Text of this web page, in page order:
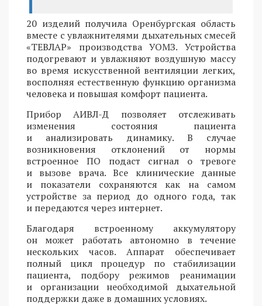
20 изделий получила Оренбургская область
вместе с увлажнителями дыхательных смесей
«ТЕВЛАР» производства УОМЗ. Устройства
подогревают и увлажняют воздушную массу
во время искусственной вентиляции легких,
восполняя естественную функцию организма
человека и повышая комфорт пациента.
Прибор АИВЛ-Д позволяет отслеживать
изменения состояния пациента
и анализировать динамику. В случае
возникновения отклонений от нормы
встроенное ПО подаст сигнал о тревоге
и вызове врача. Все клинические данные
и показатели сохраняются как на самом
устройстве за период до одного года, так
и передаются через интернет.
Благодаря встроенному аккумулятору
он может работать автономно в течение
нескольких часов. Аппарат обеспечивает
полный цикл процедур по стабилизации
пациента, подбору режимов реанимации
и организации необходимой дыхательной
поддержки даже в домашних условиях.